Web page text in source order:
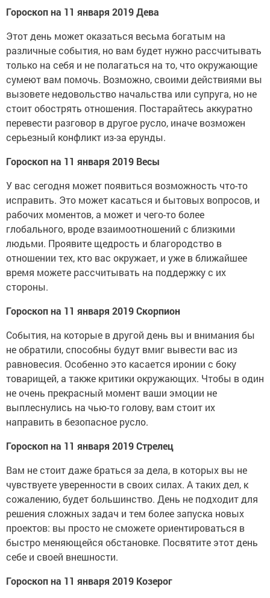
Гороскоп на 11 января 2019 Дева
Этот день может оказаться весьма богатым на
различные события, но вам будет нужно рассчитывать
только на себя и не полагаться на то, что окружающие
сумеют вам помочь. Возможно, своими действиями вы
вызовете недовольство начальства или супруга, но не
стоит обострять отношения. Постарайтесь аккуратно
перевести разговор в другое русло, иначе возможен
серьезный конфликт из-за ерунды.
Гороскоп на 11 января 2019 Весы
У вас сегодня может появиться возможность что-то
исправить. Это может касаться и бытовых вопросов, и
рабочих моментов, а может и чего-то более
глобального, вроде взаимоотношений с близкими
людьми. Проявите щедрость и благородство в
отношении тех, кто вас окружает, и уже в ближайшее
время можете рассчитывать на поддержку с их
стороны.
Гороскоп на 11 января 2019 Скорпион
События, на которые в другой день вы и внимания бы
не обратили, способны будут вмиг вывести вас из
равновесия. Особенно это касается иронии с боку
товарищей, а также критики окружающих. Чтобы в один
не очень прекрасный момент ваши эмоции не
выплеснулись на чью-то голову, вам стоит их
направить в безопасное русло.
Гороскоп на 11 января 2019 Стрелец
Вам не стоит даже браться за дела, в которых вы не
чувствуете уверенности в своих силах. А таких дел, к
сожалению, будет большинство. День не подходит для
решения сложных задач и тем более запуска новых
проектов: вы просто не сможете ориентироваться в
быстро меняющейся обстановке. Посвятите этот день
себе и своей внешности.
Гороскоп на 11 января 2019 Козерог